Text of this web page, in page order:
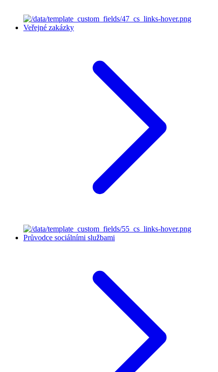
Veřejné zakázky
Průvodce sociálními službami